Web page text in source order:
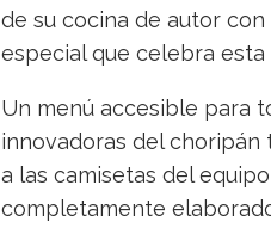
de su cocina de autor
especial que celebra
Un menú accesible para
innovadoras del
a las camisetas del
completamente